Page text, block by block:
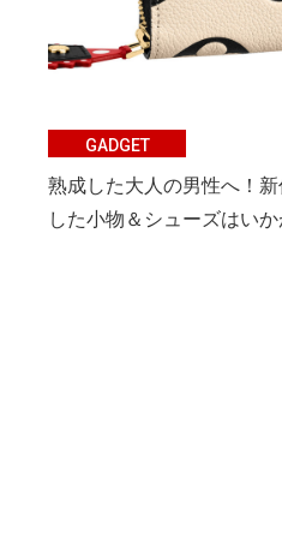
GADGET
熟成した大人の男性へ！
した小物＆シューズはいか